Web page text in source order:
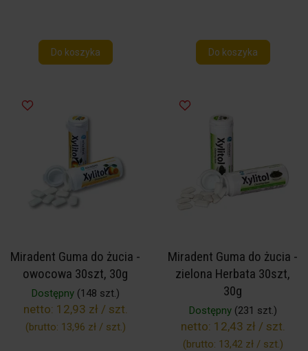
Do koszyka Do koszyka
Miradent Guma do żucia -
owocowa 30szt, 30g
Dostępny(148 szt.)
netto: 12,93 zł / szt.
(brutto: 13,96 zł / szt.)
Miradent Guma do żucia -
zielona Herbata 30szt,
30g
Dostępny(231 szt.)
netto: 12,43 zł / szt.
(brutto: 13,42 zł / szt.)